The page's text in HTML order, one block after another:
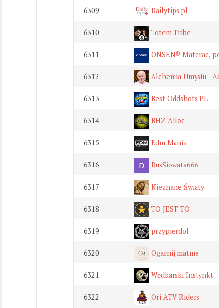
6309 Dailytips.pl
6310 Totem Tribe
6311 ONSEN® Materac,
6312 Alchemia Umysłu -
6313 Best Oddshots PL
6314 BHZ Alloc
6315 Edm Mania
6316 DusSiowata666
6317 Nieznane Światy
6318 TO JEST TO
6319 przypierdol
6320 Ogarnij matme
6321 Wędkarski Instynkt
6322 Ori ATV Riders